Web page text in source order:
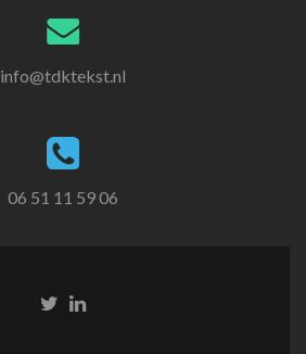
info@tdktekst.nl
06 51 11 59 06